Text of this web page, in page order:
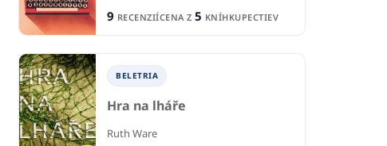
9 RECENZIÍCENA Z 5 KNÍHKUPECTIEV
BELETRIA
Hra na lháře
Ruth Ware